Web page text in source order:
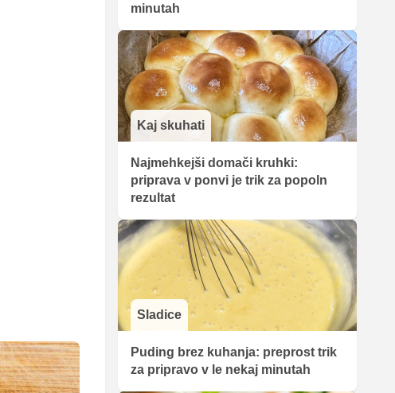
minutah
Kaj skuhati
Najmehkejši domači kruhki:
priprava v ponvi je trik za popoln
rezultat
Sladice
Puding brez kuhanja: preprost trik
za pripravo v le nekaj minutah